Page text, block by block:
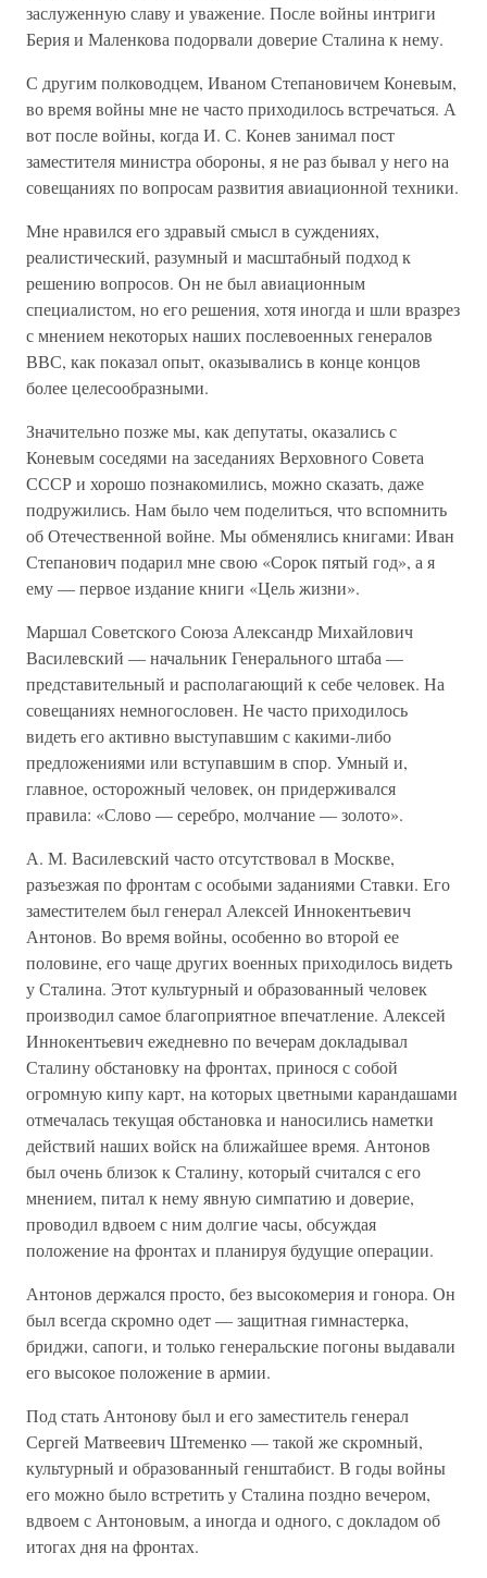
заслуженную славу и уважение. После войны интриги
Берия и Маленкова подорвали доверие Сталина к нему.
С другим полководцем, Иваном Степановичем Коневым,
во время войны мне не часто приходилось встречаться. А
вот после войны, когда И. С. Конев занимал пост
заместителя министра обороны, я не раз бывал у него на
совещаниях по вопросам развития авиационной техники.
Мне нравился его здравый смысл в суждениях,
реалистический, разумный и масштабный подход к
решению вопросов. Он не был авиационным
специалистом, но его решения, хотя иногда и шли вразрез
с мнением некоторых наших послевоенных генералов
ВВС, как показал опыт, оказывались в конце концов
более целесообразными.
Значительно позже мы, как депутаты, оказались с
Коневым соседями на заседаниях Верховного Совета
СССР и хорошо познакомились, можно сказать, даже
подружились. Нам было чем поделиться, что вспомнить
об Отечественной войне. Мы обменялись книгами: Иван
Степанович подарил мне свою «Сорок пятый год», а я
ему — первое издание книги «Цель жизни».
Маршал Советского Союза Александр Михайлович
Василевский — начальник Генерального штаба —
представительный и располагающий к себе человек. На
совещаниях немногословен. Не часто приходилось
видеть его активно выступавшим с какими-либо
предложениями или вступавшим в спор. Умный и,
главное, осторожный человек, он придерживался
правила: «Слово — серебро, молчание — золото».
А. М. Василевский часто отсутствовал в Москве,
разъезжая по фронтам с особыми заданиями Ставки. Его
заместителем был генерал Алексей Иннокентьевич
Антонов. Во время войны, особенно во второй ее
половине, его чаще других военных приходилось видеть
у Сталина. Этот культурный и образованный человек
производил самое благоприятное впечатление. Алексей
Иннокентьевич ежедневно по вечерам докладывал
Сталину обстановку на фронтах, принося с собой
огромную кипу карт, на которых цветными карандашами
отмечалась текущая обстановка и наносились наметки
действий наших войск на ближайшее время. Антонов
был очень близок к Сталину, который считался с его
мнением, питал к нему явную симпатию и доверие,
проводил вдвоем с ним долгие часы, обсуждая
положение на фронтах и планируя будущие операции.
Антонов держался просто, без высокомерия и гонора. Он
был всегда скромно одет — защитная гимнастерка,
бриджи, сапоги, и только генеральские погоны выдавали
его высокое положение в армии.
Под стать Антонову был и его заместитель генерал
Сергей Матвеевич Штеменко — такой же скромный,
культурный и образованный генштабист. В годы войны
его можно было встретить у Сталина поздно вечером,
вдвоем с Антоновым, а иногда и одного, с докладом об
итогах дня на фронтах.